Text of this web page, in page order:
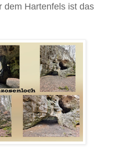
dem Hartenfels ist das